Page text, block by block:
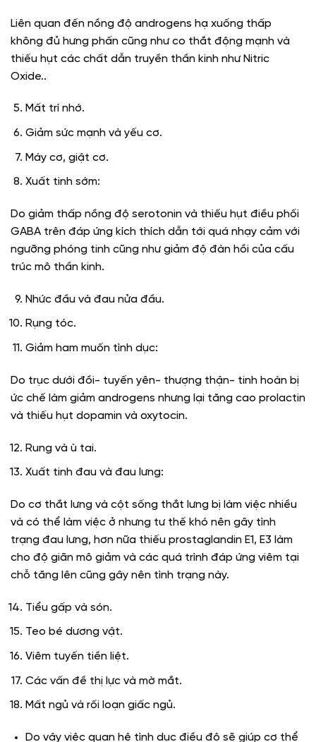
Liên quan đến nồng độ androgens hạ xuống thấp
không đủ hưng phấn cũng như co thắt động mạnh và
thiếu hụt các chất dẫn truyền thần kinh như Nitric
Oxide..
Mất trí nhớ.
Giảm sức mạnh và yếu cơ.
Máy cơ, giật cơ.
Xuất tinh sớm:
Do giảm thấp nồng độ serotonin và thiếu hụt điều phối
GABA trên đáp ứng kích thích dẫn tới quá nhạy cảm với
ngưỡng phóng tinh cũng như giảm độ đàn hồi của cấu
trúc mô thần kinh.
Nhức đầu và đau nửa đầu.
Rụng tóc.
Giảm ham muốn tình dục:
Do trục dưới đồi- tuyến yên- thượng thận- tinh hoàn bị
ức chế làm giảm androgens nhưng lại tăng cao prolactin
và thiếu hụt dopamin và oxytocin.
Rung và ù tai.
Xuất tinh đau và đau lưng:
Do cơ thắt lưng và cột sống thắt lưng bị làm việc nhiều
và có thể làm việc ở nhưng tư thế khó nên gây tình
trạng đau lưng, hơn nữa thiếu prostaglandin E1, E3 làm
cho độ giãn mô giảm và các quá trình đáp ứng viêm tại
chỗ tăng lên cũng gây nên tình trạng này.
Tiểu gấp và són.
Teo bé dương vật.
Viêm tuyến tiền liệt.
Các vấn đề thị lực và mờ mắt.
Mất ngủ và rối loạn giấc ngủ.
Do vậy việc quan hệ tình dục điều độ sẽ giúp cơ thể